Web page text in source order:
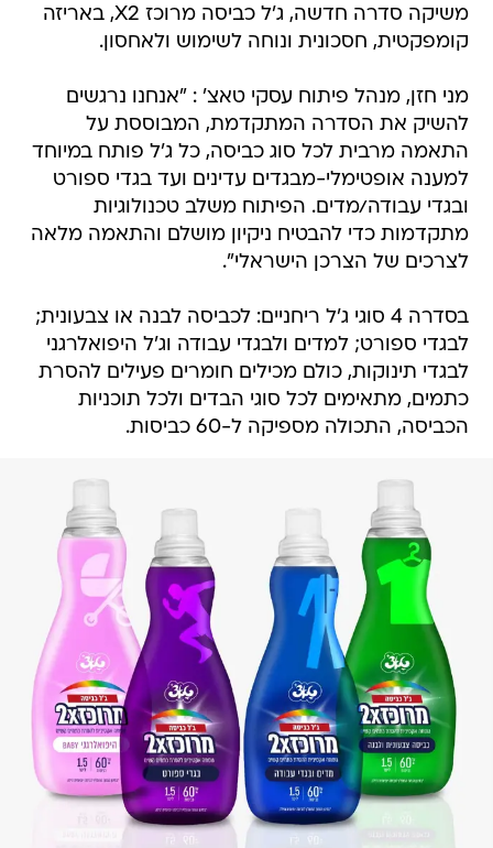
משיקה סדרה חדשה, ג'ל כביסה מרוכז X2, באריזה
קומפקטית, חסכונית ונוחה לשימוש ולאחסון.
מני חזן, מנהל פיתוח עסקי טאצ' : "אנחנו נרגשים
להשיק את הסדרה המתקדמת, המבוססת על
התאמה מרבית לכל סוג כביסה, כל ג'ל פותח במיוחד
למענה אופטימלי-מבגדים עדינים ועד בגדי ספורט
ובגדי עבודה/מדים. הפיתוח משלב טכנולוגיות
מתקדמות כדי להבטיח ניקיון מושלם והתאמה מלאה
לצרכים של הצרכן הישראלי".
בסדרה 4 סוגי ג'ל ריחניים: לכביסה לבנה או צבעונית;
לבגדי ספורט; למדים ולבגדי עבודה וג'ל היפואלרגני
לבגדי תינוקות, כולם מכילים חומרים פעילים להסרת
כתמים, מתאימים לכל סוגי הבדים ולכל תוכניות
הכביסה, התכולה מספיקה ל-60 כביסות.